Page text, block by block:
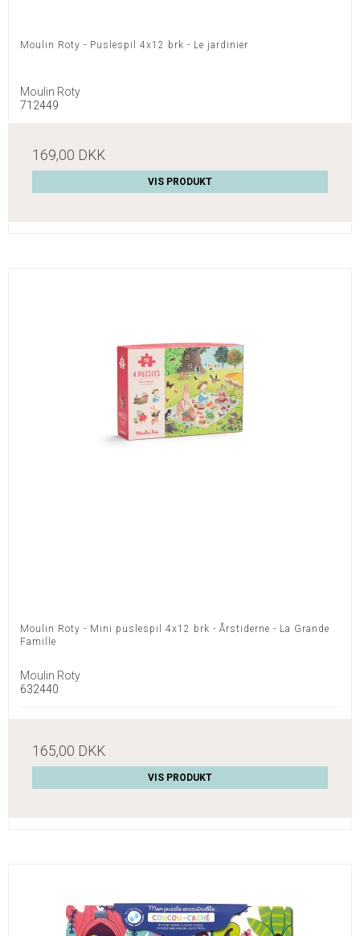
Moulin Roty - Puslespil 4x12 brk - Le jardinier
Moulin Roty
712449
169,00 DKK
VIS PRODUKT
Moulin Roty - Mini puslespil 4x12 brk - Årstiderne - La Grande
Famille
Moulin Roty
632440
165,00 DKK
VIS PRODUKT